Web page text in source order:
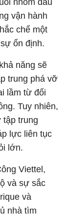
nhóm đầu
vận hành
chế một
ổn định.
năng sẽ
trung phá vỡ
lầm từ đối
Tuy nhiên,
tập trung
lực liên tục
lớn.
Viettel,
và sự sắc
và
nhà tìm